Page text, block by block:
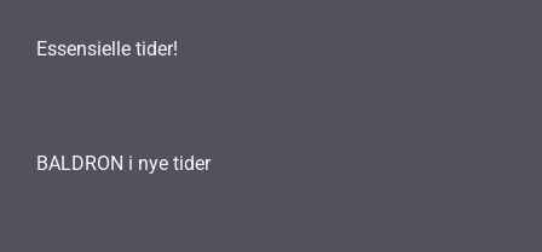
Essensielle tider!
BALDRON i nye tider